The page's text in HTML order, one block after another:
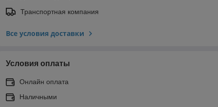
Транспортная компания
Все условия доставки
Условия оплаты
Онлайн оплата
Наличными